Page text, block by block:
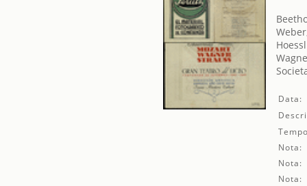
Data:
Nota:
Nota:
Nota: